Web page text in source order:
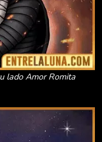
lado Amor Romita